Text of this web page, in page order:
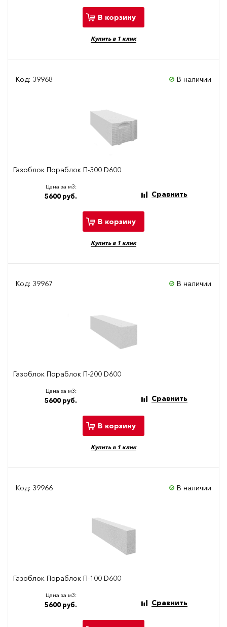
В корзину
Купить в 1 клик
Код: 39968 В наличии
Газоблок Пораблок П-300 D600
Цена за м3:
5600 руб. Сравнить
В корзину
Купить в 1 клик
Код: 39967 В наличии
Газоблок Пораблок П-200 D600
Цена за м3:
5600 руб. Сравнить
В корзину
Купить в 1 клик
Код: 39966 В наличии
Газоблок Пораблок П-100 D600
Цена за м3:
5600 руб. Сравнить